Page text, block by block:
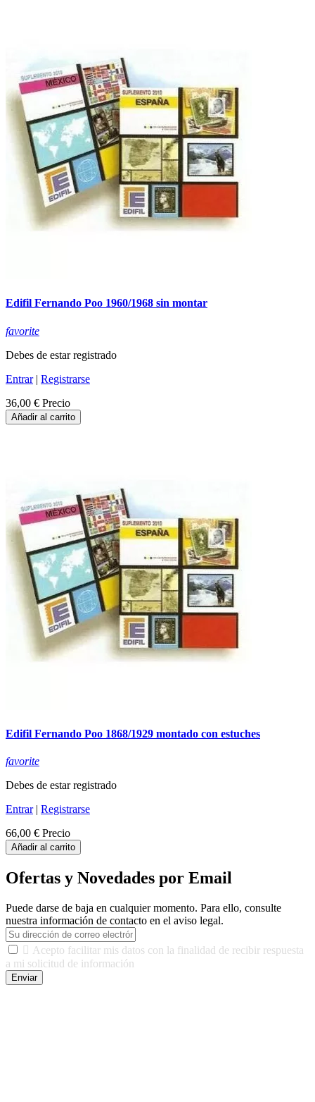
Edifil Fernando Poo 1960/1968 sin montar
favorite
Debes de estar registrado
Entrar| Registrarse
36,00 € Precio
Añadir al carrito
Edifil Fernando Poo 1868/1929 montado con estuches
favorite
Debes de estar registrado
Entrar| Registrarse
66,00 € Precio
Añadir al carrito
Ofertas y Novedades por Email
Puede darse de baja en cualquier momento. Para ello, consulte
nuestra información de contacto en el aviso legal.
 Acepto facilitar mis datos con la finalidad de recibir respuesta
a mi solicitud de información
Enviar